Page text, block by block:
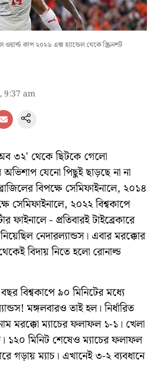
ওয়ার্ল্ড কাপ ২০২৬ এক্স হ্যান্ডেল থেকে স্ক্রিনশট
9:37 am
অব ৩২' থেকে ছিটকে গেলো
অভিশাপ যেনো পিছুই ছাড়ছে না না
বিপক্ষে সেমিফাইনালে, ২০১৪
সেমিফাইনালে, ২০২২ বিশ্বকাপে
ফাইনালে - প্রতিবারই টাইব্রেকারে
নেদারল্যান্ডস। এবার মরক্কোর
বিদায় নিতে হলো রোনাল্ড
বিশ্বকাপে ৯০ মিনিটের মধ্যে
মঙ্গলবারও তাই হল। নির্ধারিত
মরক্কো ম্যাচের ফলাফল ১-১। খেলা
১২০ মিনিট শেষেও ম্যাচের ফলাফল
গড়ায় ম্যাচ। এখানেই ৩-২ ব্যবধানে